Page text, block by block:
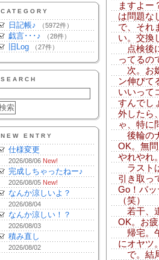
CATEGORY
日記帳♪ （5972件）
戯言･･･♪ （28件）
旧Log （27件）
SEARCH
NEW ENTRY
仕様変更
2026/08/06 New!
完成しちゃったねー♪
2026/08/05 New!
なんか涼しいよ？
2026/08/04
なんか涼しい！？
2026/08/03
積み直し
2026/08/02
ますよー
は問題な
で、それ
い。交換
点検後
ってるの
次。お
ン伸びて
いいって
すんでし
外したら
ゃ、特に
後輪の
OK。無
やれやれ
ラスト
引き取っ
Go！バ
（笑）
若干、
OK。お
帰宅。
にオヤツ
で。結